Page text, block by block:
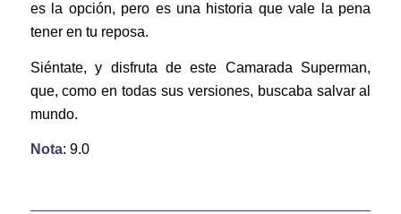
es la opción, pero es una historia que vale la pena
tener en tu reposa.
Siéntate, y disfruta de este Camarada Superman,
que, como en todas sus versiones, buscaba salvar al
mundo.
Nota: 9.0